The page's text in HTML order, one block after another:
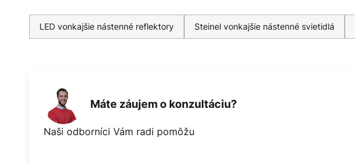
LED vonkajšie nástenné reflektory Steinel vonkajšie nástenné svietidlá
Máte záujem o konzultáciu?
Naši odborníci Vám radi pomôžu